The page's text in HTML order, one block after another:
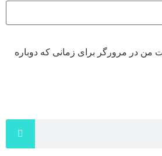
من در مرورگر برای زمانی که دوباره